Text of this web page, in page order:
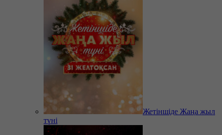
Жетіншіде Жаңа жыл
түні